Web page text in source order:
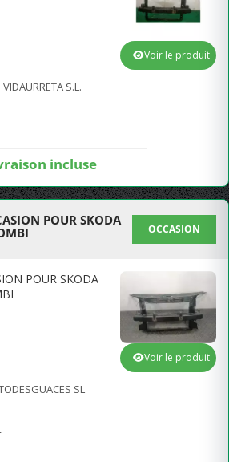
S.L.
incluse
Voir le produit
POUR SKODA
OCCASION
POUR SKODA
SL
Voir le produit